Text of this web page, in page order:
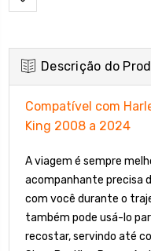
Descrição do
Compatível com
King 2008 a 2024
A viagem é sempre
acompanhante precisa
com você durante o
também pode usá-lo
recostar, servindo até